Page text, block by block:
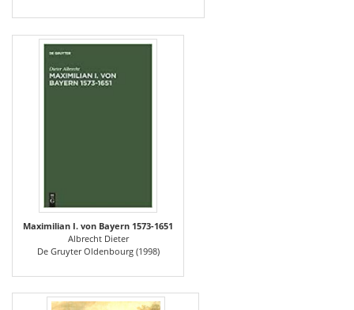
Maximilian I. von Bayern 1573-1651
Albrecht Dieter
De Gruyter Oldenbourg (1998)